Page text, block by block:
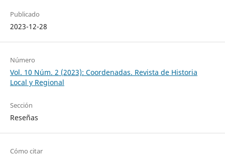
Publicado
2023-12-28
Número
Vol. 10 Núm. 2 (2023): Coordenadas. Revista de Historia
Local y Regional
Sección
Reseñas
Cómo citar